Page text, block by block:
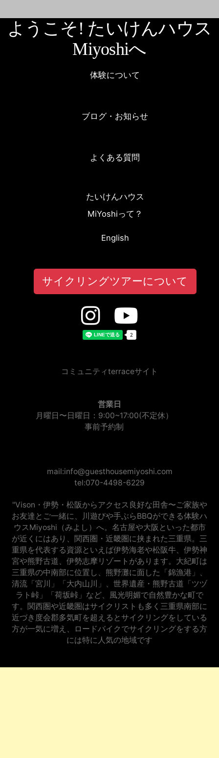
ようこそ! たいけんハウス
Miyoshiへ
体験について
ブログ・お知らせ
よくある質問
たいけんハウス
MiYoshiって？
English
サイクリングツアーについて
コミュニティterraceサイト
営業日
月曜日〜日曜日：9:00~17:00(不定休）
事前予約制
mail:info@guesthousemiyoshi.com
tel:070-4498-6229
"Vison・伊勢・松阪からアクセス良好な田舎〜ご家族や
お友達とご一緒に、川遊びや手ぶらBBQができる体験ハ
ウスMiyoshi（みよし）へ。名古屋や大阪といった都市
が近くにはあり、関西圏・近畿圏に挟まれた三重県。三
重県を代表する資源といえば伊勢海老や松阪牛、伊勢神
宮や熊野古道、伊勢志摩リゾートがあります。大紀町は
三重県の中南部に位置し、熊野灘に面した「錦漁港」、
清流「宮川」「大内山川」、世界遺産・熊野古道「ツヅ
ラト峠」「荷坂峠」など、風光明媚で自然豊かな町で
す。関西圏や近畿圏はサイクリストも多く三重県南部に
近づき度会郡多気町を超えるとサイクリングをしている
方が一気に増え、ロードバイクでサイクリングをする方
には特に人気の地域です